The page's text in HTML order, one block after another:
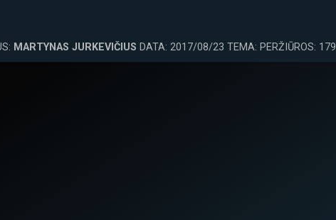
MARTYNAS JURKEVIČIUS DATA: 2017/08/23 TEMA: PERŽIŪROS: 179